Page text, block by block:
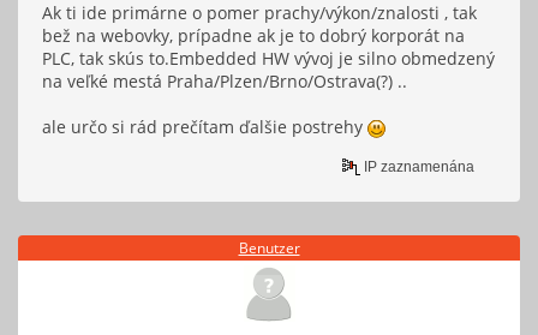
Ak ti ide primárne o pomer prachy/výkon/znalosti , tak
bež na webovky, prípadne ak je to dobrý korporát na
PLC, tak skús to.Embedded HW vývoj je silno obmedzený
na veľké mestá Praha/Plzen/Brno/Ostrava(?) ..
ale určo si rád prečítam ďalšie postrehy
IP zaznamenána
Benutzer